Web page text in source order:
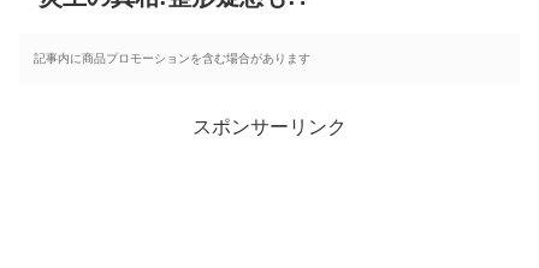
記事内に商品プロモーションを含む場合があります
スポンサーリンク